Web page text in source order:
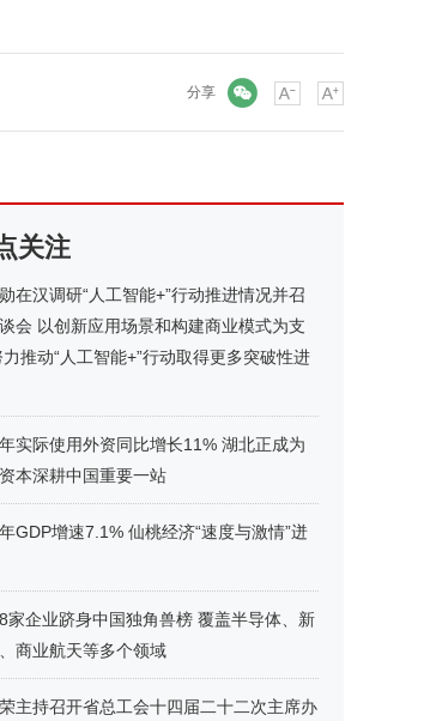
分享
关注
在汉调研“人工智能+”行动推进情况并召
会 以创新应用场景和构建商业模式为支
推动“人工智能+”行动取得更多突破性进
年实际使用外资同比增长11% 湖北正成为
本深耕中国重要一站
年GDP增速7.1% 仙桃经济“速度与激情”迸
家企业跻身中国独角兽榜 覆盖半导体、新
商业航天等多个领域
主持召开省总工会十四届二十二次主席办